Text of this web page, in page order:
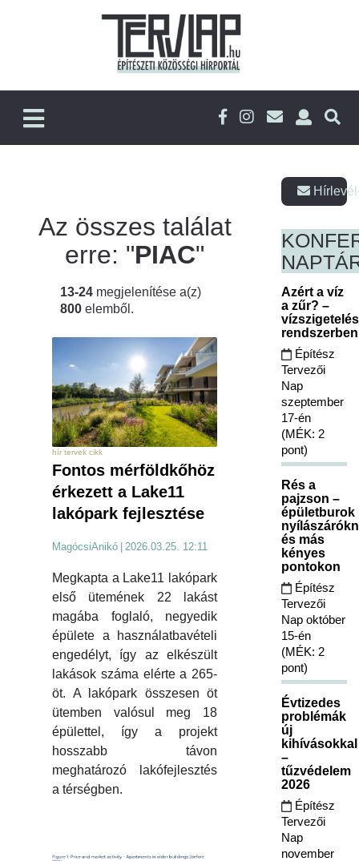
Az összes találat
erre: "PIAC"
13-24 megjelenítése a(z)
800 elemből.
hír tervek cikk
Fontos mérföldkőhöz
érkezett a Lake11
lakópark fejlesztése
MagócsiAnikó 2026.03.25. 12:11
Megkapta a Lake11 lakópark
első ütemének 22 lakást
magába foglaló, negyedik
épülete a használatbavételi
engedélyt, így az elkészült
lakások száma elérte a 265-
öt. A lakópark összesen öt
ütemben valósul meg 18
épülettel, így a projekt
hosszabb távon
meghatározó lakófejlesztés
a térségben.
Azért a víz
a zűr? –
Építész
Tervezői
Nap
szeptember
17-én
(MÉK: 2
pont)
Rés a
pajzson –
épületburok
és más
kényes
pontokon
Építész
Tervezői
Nap október
15-én
(MÉK: 2
pont)
Évtizedes
problémák
új
kihívásokkal
–
tűzvédelem
2026
Építész
Tervezői
Nap
november